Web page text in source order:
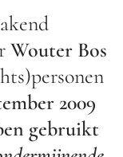
Wouter Bos
2009
gebruikt